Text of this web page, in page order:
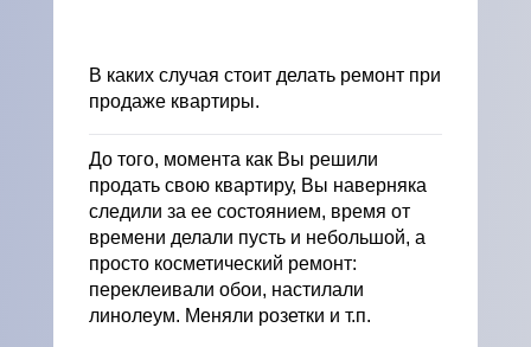
В каких случая стоит делать ремонт при
продаже квартиры.
До того, момента как Вы решили
продать свою квартиру, Вы наверняка
следили за ее состоянием, время от
времени делали пусть и небольшой, а
просто косметический ремонт:
переклеивали обои, настилали
линолеум. Меняли розетки и т.п.